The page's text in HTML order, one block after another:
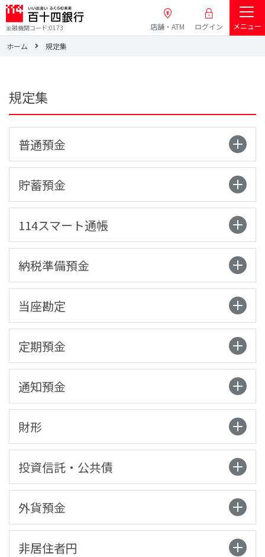
金融機関コード:0173 店舗・ATM ログイン
メニュー
ホーム
規定集
規定集
普通預金
貯蓄預金
114スマート通帳
納税準備預金
当座勘定
定期預金
通知預金
財形
投資信託・公共債
外貨預金
非居住者円